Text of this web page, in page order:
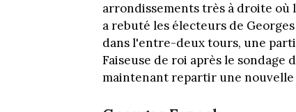
arrondissements très à droite
a rebuté les électeurs de
dans l'entre-deux tours, une
Faiseuse de roi après le
maintenant repartir une nouvelle